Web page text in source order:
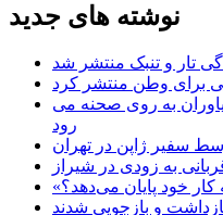
نوشته های جدید
تار و تنبک منتشر شد
برای وطن منتشر کرد
به روی صحنه می
رود
سفیر ژاپن در تهران
به زودی در شیراز
کار خود پایان می‌دهد؟
و بازجویی شدند